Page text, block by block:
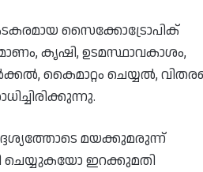
സൈക്കോട്രോപിക്
കൃഷി, ഉടമസ്ഥാവകാശം,
കൈമാറ്റം ചെയ്യൽ,
മയക്കുമരുന്ന്
ചെയ്യുകയോ ഇറക്കുമതി